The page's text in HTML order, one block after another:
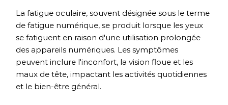
La fatigue oculaire, souvent désignée sous le terme
de fatigue numérique, se produit lorsque les yeux
se fatiguent en raison d'une utilisation prolongée
des appareils numériques. Les symptômes
peuvent inclure l'inconfort, la vision floue et les
maux de tête, impactant les activités quotidiennes
et le bien-être général.